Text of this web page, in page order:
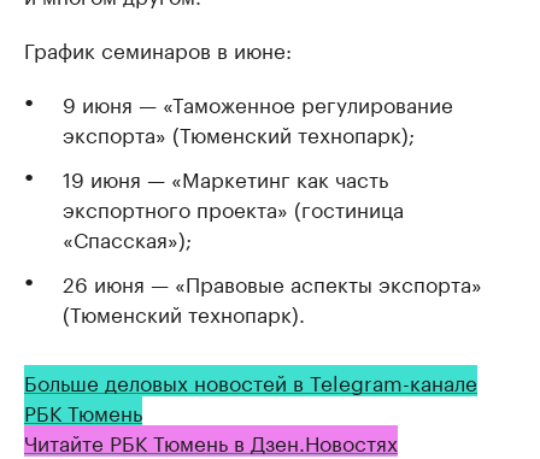
График семинаров в июне:
9 июня — «Таможенное регулирование
экспорта» (Тюменский технопарк);
19 июня — «Маркетинг как часть
экспортного проекта» (гостиница
«Спасская»);
26 июня — «Правовые аспекты экспорта»
(Тюменский технопарк).
Больше деловых новостей в Telegram-канале
РБК Тюмень
Читайте РБК Тюмень в Дзен.Новостях